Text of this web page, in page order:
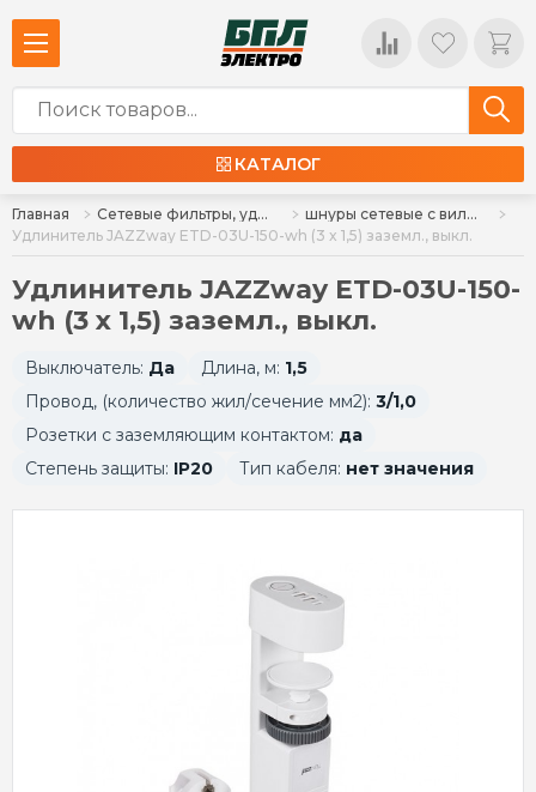
КАТАЛОГ
Главная Сетевые фильтры, удлинители, колодки
шнуры сетевые с вилкой
Удлинитель JAZZway ETD-03U-150-wh (3 x 1,5) заземл., выкл.
Удлинитель JAZZway ETD-03U-150-
wh (3 x 1,5) заземл., выкл.
Выключатель: Да Длина, м: 1,5
Провод, (количество жил/сечение мм2): 3/1,0
Розетки с заземляющим контактом: да
Степень защиты: IP20 Тип кабеля: нет значения